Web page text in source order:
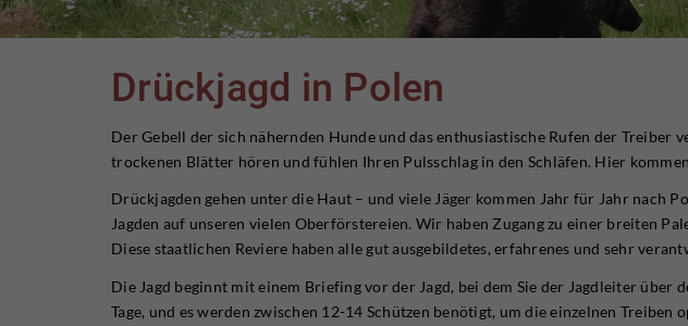
Drückjagd in Polen
Der Gebell der sich nähernden Hunde und das enthusiastische Rufen der Treiber
trockenen Blätter hören und fühlen Ihren Pulsschlag in den Schläfen. Hier
Drückjagden gehen unter die Haut – und viele Jäger kommen Jahr für Jahr nach
Jagden auf unseren vielen Oberförstereien. Wir haben Zugang zu einer breiten
Diese staatlichen Reviere haben alle gut ausgebildetes, erfahrenes und sehr
Die Jagd beginnt mit einem Briefing vor der Jagd, bei dem Sie der Jagdleiter
Tage, und es werden zwischen 12-14 Schützen benötigt, um die einzelnen